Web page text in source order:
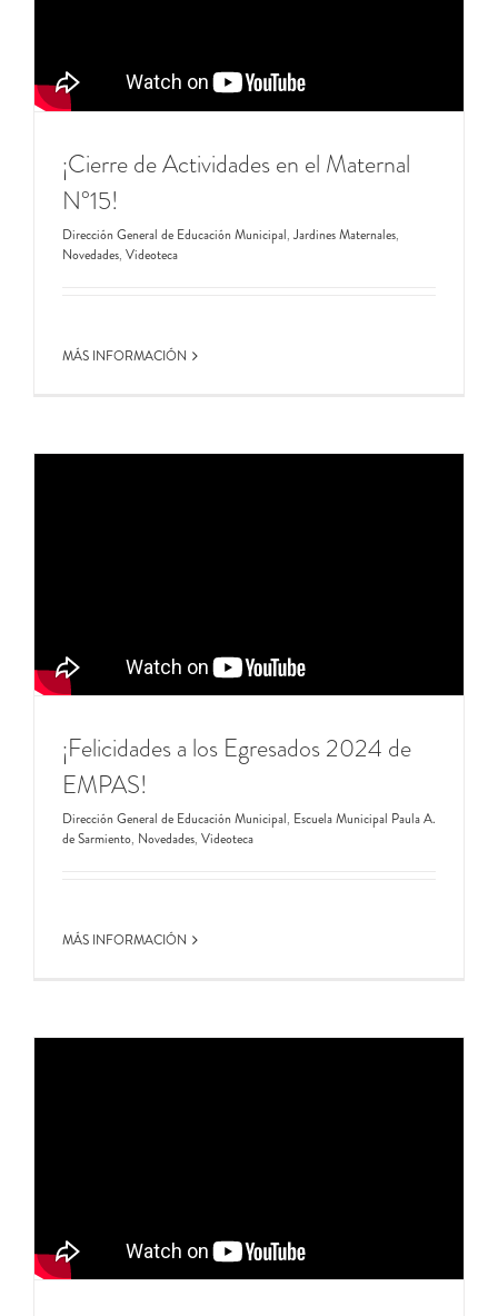
¡Cierre de Actividades en el Maternal
N°15!
Dirección General de Educación Municipal, Jardines Maternales,
Novedades, Videoteca
MÁS INFORMACIÓN
¡Felicidades a los Egresados 2024 de
EMPAS!
Dirección General de Educación Municipal, Escuela Municipal Paula A.
de Sarmiento, Novedades, Videoteca
MÁS INFORMACIÓN